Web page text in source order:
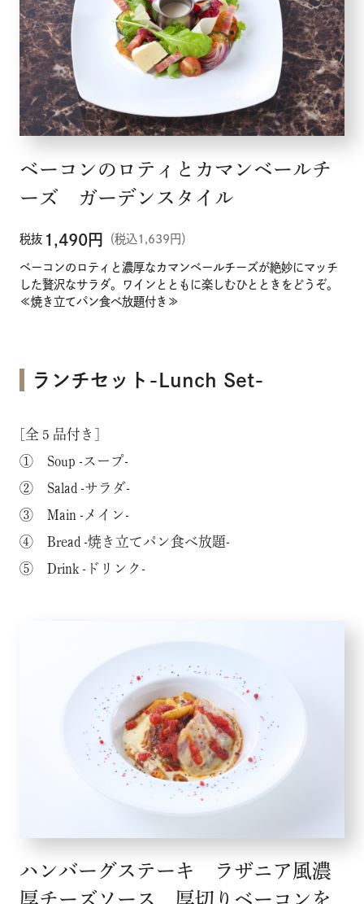
ベーコンのロティとカマンベールチ
ーズ ガーデンスタイル
税抜 1,490円 （税込1,639円）
ベーコンのロティと濃厚なカマンベールチーズが絶妙にマッチ
した贅沢なサラダ。ワインとともに楽しむひとときをどうぞ。
≪焼き立てパン食べ放題付き≫
ランチセット-Lunch Set-
[全５品付き]
① Soup -スープ-
② Salad -サラダ-
③ Main -メイン-
④ Bread -焼き立てパン食べ放題-
⑤ Drink -ドリンク-
ハンバーグステーキ ラザニア風濃
厚チーズソース 厚切りベーコンを